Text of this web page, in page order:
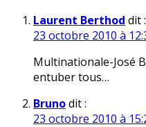
Laurent Berthod dit :
23 octobre 2010 à
Multinationale-José
entuber tous…
Brunodit :
23 octobre 2010 à